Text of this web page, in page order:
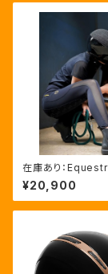
在庫あり：
n’ｓ メッシュイン
グリップレギンス（
¥20,900